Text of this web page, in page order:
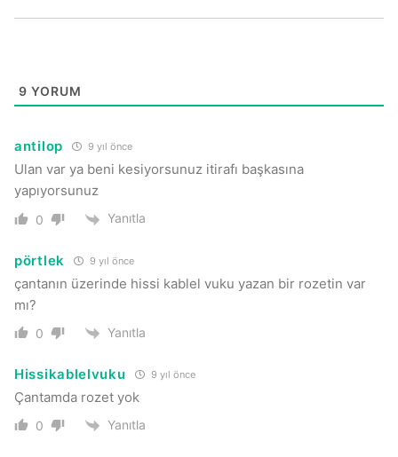
9 YORUM
antilop 9 yıl önce
Ulan var ya beni kesiyorsunuz itirafı başkasına
yapıyorsunuz
0 Yanıtla
pörtlek 9 yıl önce
çantanın üzerinde hissi kablel vuku yazan bir rozetin var
mı?
0 Yanıtla
Hissikablelvuku 9 yıl önce
Çantamda rozet yok
0 Yanıtla